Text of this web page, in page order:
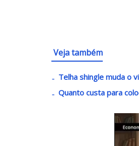
Veja também
Telha shingle muda o
Quanto custa para